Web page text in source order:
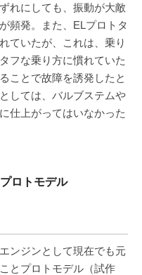
れにしても、振動が大敵
頻発。また、ELプロトタ
ていたが、これは、乗り
フな乗り方に慣れていた
ことで故障を誘発したと
しては、バルブステムや
仕上がってはいなかった
ロトモデル
ンジンとして現在でも元
とプロトモデル（試作